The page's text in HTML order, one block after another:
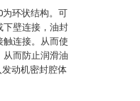
环状结构。可
下壁连接，油封
触连接。从而使
从而防止润滑油
动机密封腔体